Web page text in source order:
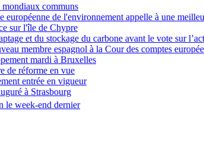
communs
de l'environnement appelle à une
sur l'île de Chypre
et du stockage du carbone avant le vote sur
membre espagnol à la Cour des comptes
mardi à Bruxelles
de réforme en vue
entrée en vigueur
à Strasbourg
le week-end dernier